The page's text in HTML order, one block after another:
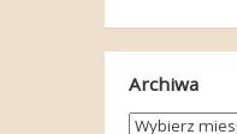
Archiwa
Archiwa